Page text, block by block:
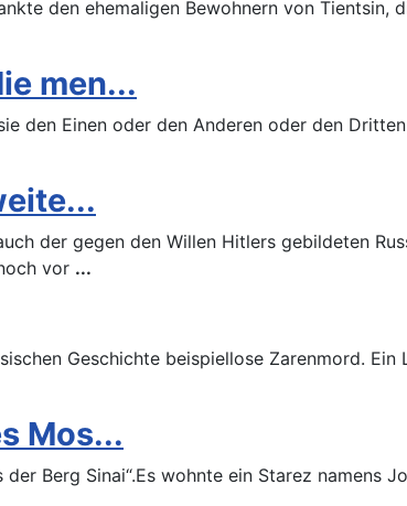
den ehemaligen Bewohnern von Tientsin,
men...
den Einen oder den Anderen oder den
der gegen den Willen Hitlers gebildeten
vor ...
Geschichte beispiellose Zarenmord. Ein
Mos...
Berg Sinai“.Es wohnte ein Starez namens